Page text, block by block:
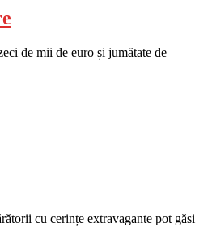
de mii de euro și jumătate de
cu cerințe extravagante pot găsi